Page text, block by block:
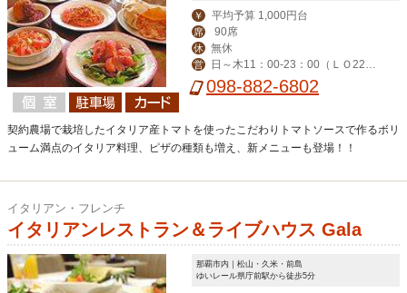
￥ 平均予算 1,000円台
席 90席
休 無休
営
日～木11：00-23：00（ＬＯ22：
30） 金・土（LO-23：30）
098-882-6802
契約農場で栽培したイタリア産トマトを使ったこだわりトマトソースで作るボリ
ューム満点のイタリア料理、ピザの種類も増え、新メニューも登場！！
イタリアン・フレンチ
イタリアンレストラン＆ライブハウス Gala
那覇市内｜松山・久米・前島
ゆいレール県庁前駅から徒歩5分